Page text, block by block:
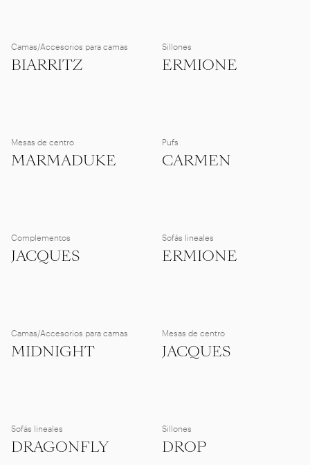
Camas/Accesorios para camas
BIARRITZ
Sillones
ERMIONE
Mesas de centro
MARMADUKE
Pufs
CARMEN
Complementos
JACQUES
Sofás lineales
ERMIONE
Camas/Accesorios para camas
MIDNIGHT
Mesas de centro
JACQUES
Sofás lineales
DRAGONFLY
Sillones
DROP